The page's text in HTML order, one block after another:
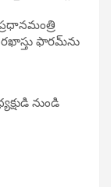
ఫారమ్‌ను
నుండి